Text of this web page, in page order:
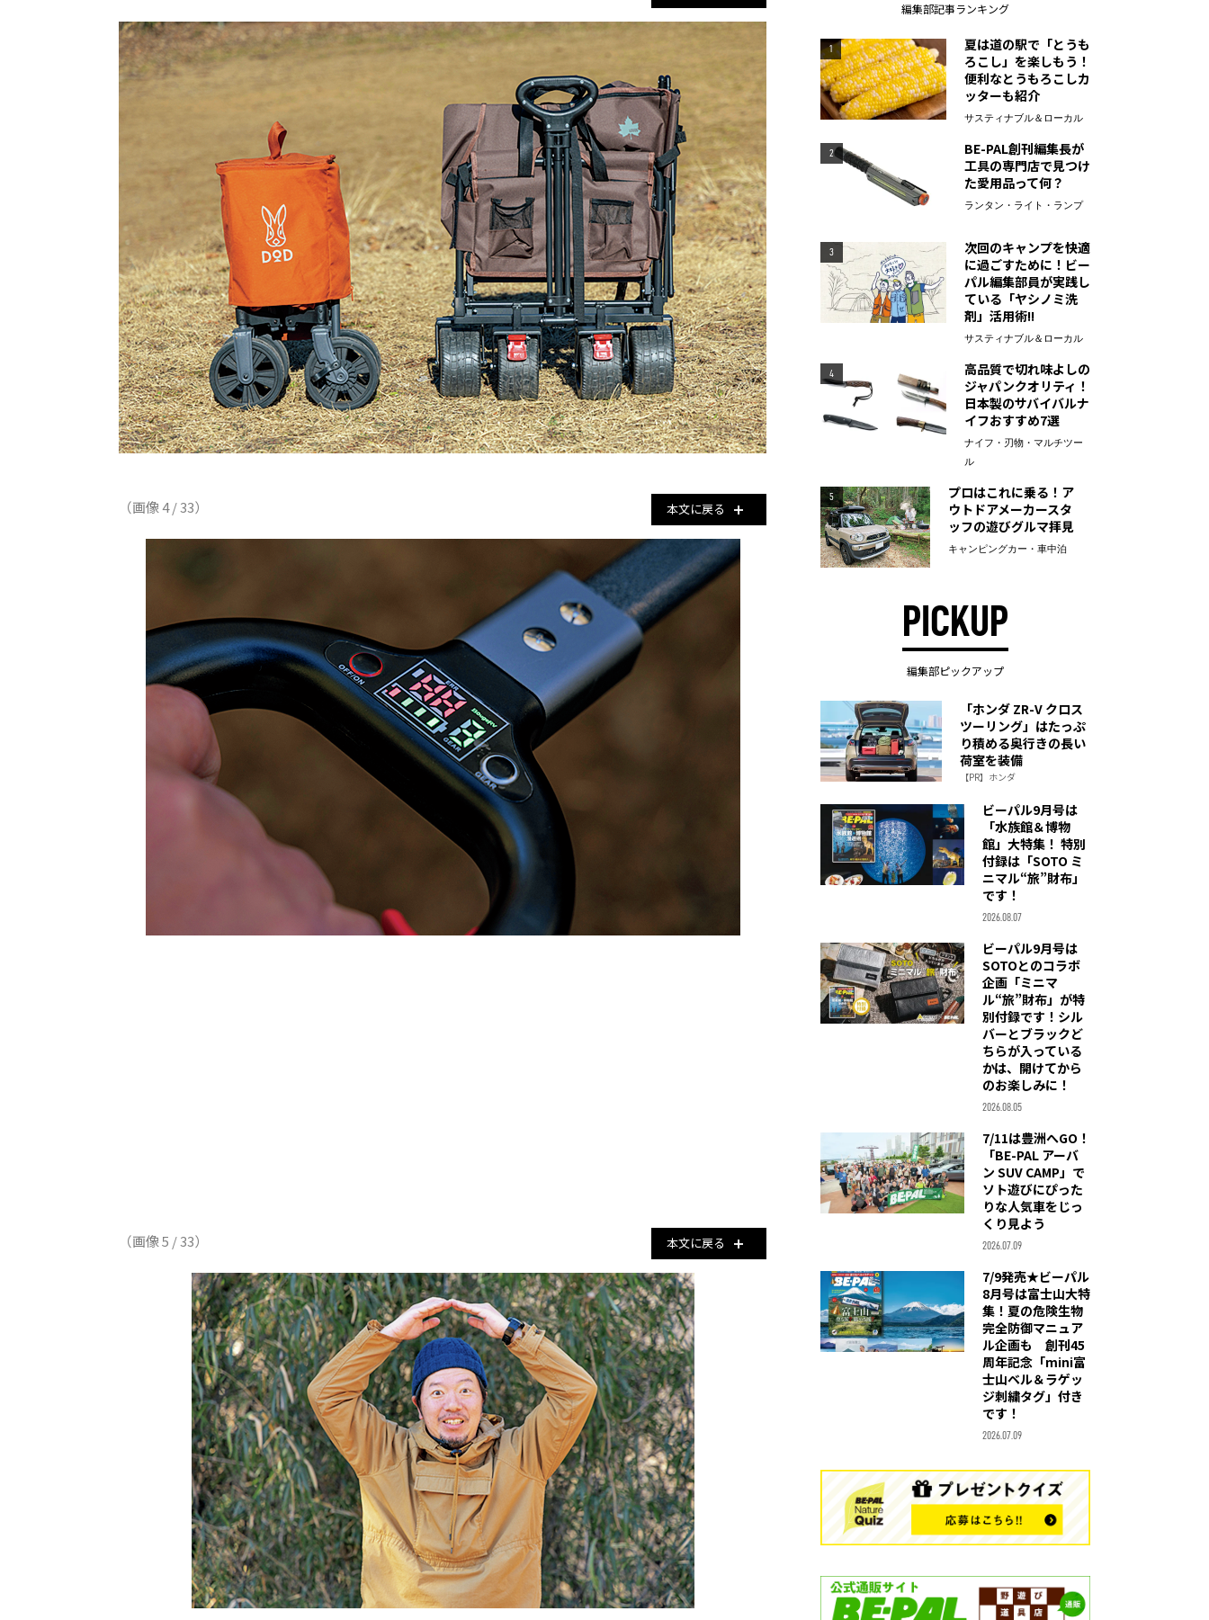
（画像 4 / 33） 本文に戻る
（画像 5 / 33） 本文に戻る
編集部記事ランキング
1
夏は道の駅で「とうも
ろこし」を楽しもう！
便利なとうもろこしカ
ッターも紹介
サスティナブル＆ローカル
2
BE-PAL創刊編集長が
工具の専門店で見つけ
た愛用品って何？
ランタン・ライト・ランプ
3
次回のキャンプを快適
に過ごすために！ビー
パル編集部員が実践し
ている「ヤシノミ洗
剤」活用術!!
サスティナブル＆ローカル
4
高品質で切れ味よしの
ジャパンクオリティ！
日本製のサバイバルナ
イフおすすめ7選
ナイフ・刃物・マルチツー
ル
5
プロはこれに乗る！ア
ウトドアメーカースタ
ッフの遊びグルマ拝見
キャンピングカー・車中泊
PICKUP
編集部ピックアップ
「ホンダ ZR-V クロス
ツーリング」はたっぷ
り積める奥行きの長い
荷室を装備
【PR】ホンダ
ビーパル9月号は
「水族館＆博物
館」大特集！ 特別
付録は「SOTO ミ
ニマル“旅”財布」
です！
2026.08.07
ビーパル9月号は
SOTOとのコラボ
企画「ミニマ
ル“旅”財布」が特
別付録です！シル
バーとブラックど
ちらが入っている
かは、開けてから
のお楽しみに！
2026.08.05
7/11は豊洲へGO！
「BE-PAL アーバ
ン SUV CAMP」で
ソト遊びにぴった
りな人気車をじっ
くり見よう
2026.07.09
7/9発売★ビーパル
8月号は富士山大特
集！夏の危険生物
完全防御マニュア
ル企画も 創刊45
周年記念「mini富
士山ベル＆ラゲッ
ジ刺繍タグ」付き
です！
2026.07.09